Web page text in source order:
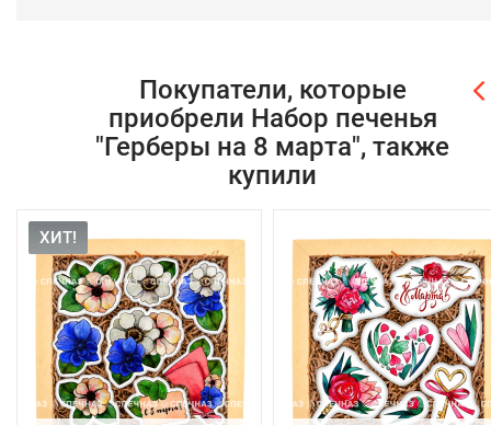
Покупатели, которые
приобрели Набор печенья
"Герберы на 8 марта", также
купили
ХИТ!